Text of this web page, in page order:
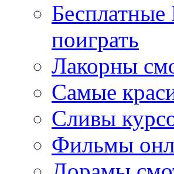
поиграть
Лакорны
Самые
Сливы
Фильмы